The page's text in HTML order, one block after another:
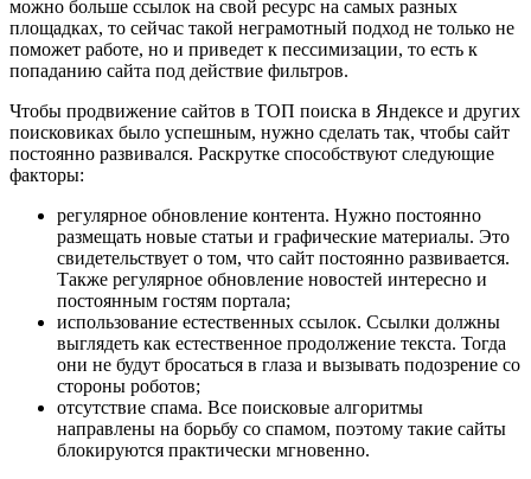
можно больше ссылок на свой ресурс на самых разных
площадках, то сейчас такой неграмотный подход не только не
поможет работе, но и приведет к пессимизации, то есть к
попаданию сайта под действие фильтров.
Чтобы продвижение сайтов в ТОП поиска в Яндексе и других
поисковиках было успешным, нужно сделать так, чтобы сайт
постоянно развивался. Раскрутке способствуют следующие
факторы:
регулярное обновление контента. Нужно постоянно
размещать новые статьи и графические материалы. Это
свидетельствует о том, что сайт постоянно развивается.
Также регулярное обновление новостей интересно и
постоянным гостям портала;
использование естественных ссылок. Ссылки должны
выглядеть как естественное продолжение текста. Тогда
они не будут бросаться в глаза и вызывать подозрение со
стороны роботов;
отсутствие спама. Все поисковые алгоритмы
направлены на борьбу со спамом, поэтому такие сайты
блокируются практически мгновенно.